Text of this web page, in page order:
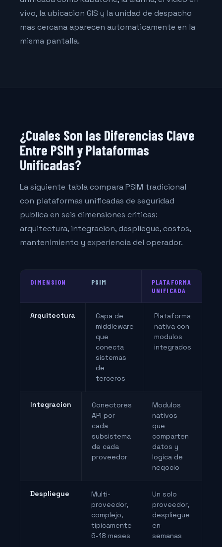
vivo, la ubicacion GIS y la unidad de despacho
mas cercana aparecen automaticamente en la
misma pantalla.
¿Cuales Son las Diferencias Clave
Entre PSIM y Plataformas
Unificadas?
La siguiente tabla compara PSIM tradicional
con plataformas unificadas de seguridad
publica en seis dimensiones criticas:
arquitectura, integracion, despliegue, costos,
mantenimiento y experiencia del operador.
DIMENSION PSIM
PLATAFORMA
UNIFICADA
Arquitectura
Capa de
middleware
que
conecta
sistemas
de
terceros
Plataforma
nativa con
modulos
integrados
Integracion
Conectores
API por
cada
subsistema
de cada
proveedor
Modulos
nativos
que
comparten
datos y
logica de
negocio
Despliegue
Multi-
proveedor,
complejo,
tipicamente
6-18 meses
Un solo
proveedor,
despliegue
en
semanas